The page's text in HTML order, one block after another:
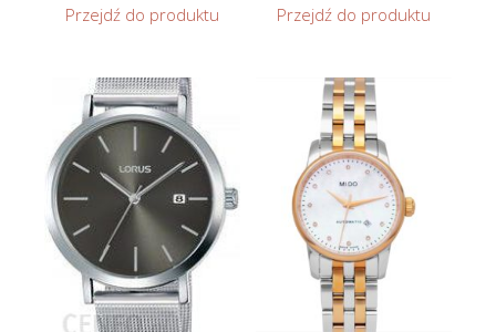
Przejdź do produktu Przejdź do produktu